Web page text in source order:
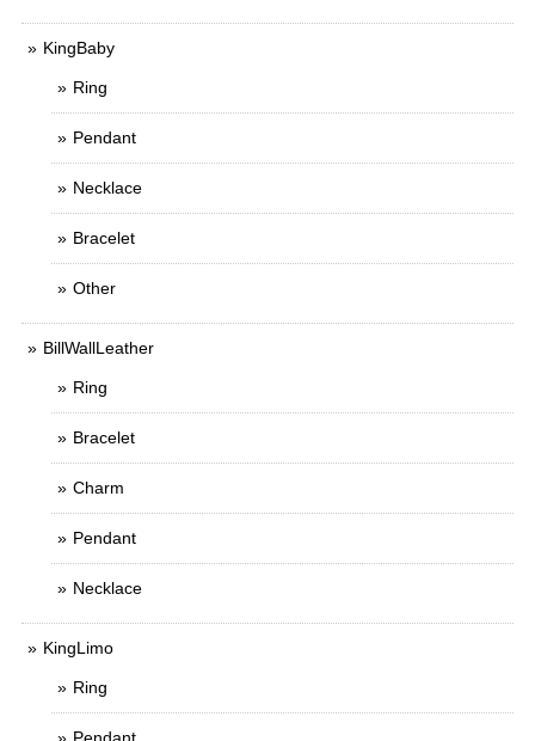
KingBaby
Ring
Pendant
Necklace
Bracelet
Other
BillWallLeather
Ring
Bracelet
Charm
Pendant
Necklace
KingLimo
Ring
Pendant